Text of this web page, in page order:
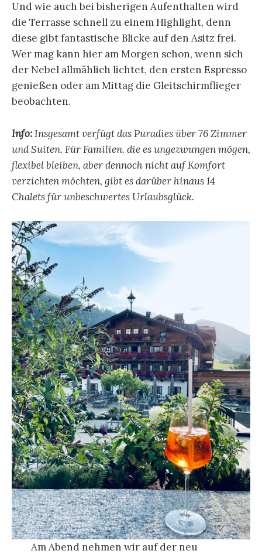
Und wie auch bei bisherigen Aufenthalten wird
die Terrasse schnell zu einem Highlight, denn
diese gibt fantastische Blicke auf den Asitz frei.
Wer mag kann hier am Morgen schon, wenn sich
der Nebel allmählich lichtet, den ersten Espresso
genießen oder am Mittag die Gleitschirmflieger
beobachten.
Info:Insgesamt verfügt das Puradies über 76 Zimmer
und Suiten. Für Familien. die es ungezwungen mögen,
flexibel bleiben, aber dennoch nicht auf Komfort
verzichten möchten, gibt es darüber hinaus 14
Chalets für unbeschwertes Urlaubsglück.
Am Abend nehmen wir auf der neu